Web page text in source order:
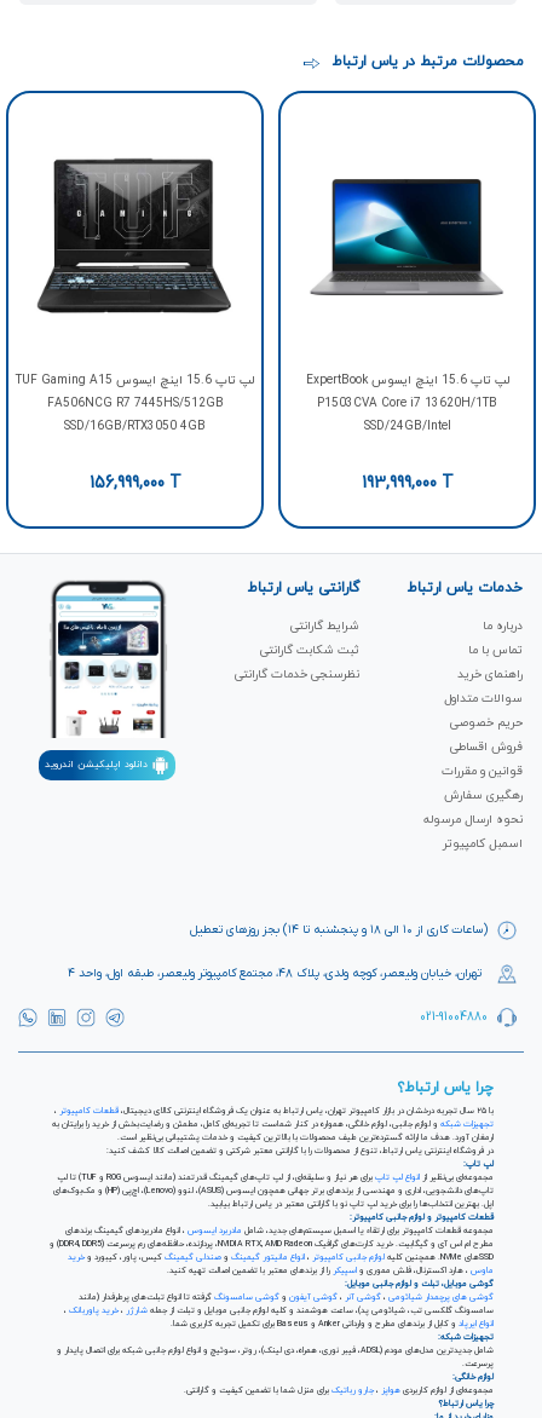
محصولات مرتبط در یاس ارتباط
لپ تاپ 15.6 اینچ ایسوس ExpertBook
P1503CVA Core i7 13620H/1TB
SSD/24GB/Intel
193,999,000T
لپ تاپ 15.6 اینچ ایسوس TUF Gaming A15
FA506NCG R7 7445HS/512GB
SSD/16GB/RTX3050 4GB
156,999,000T
(ساعات کاری از ۱۰ الی ۱۸ و پنجشنبه تا ۱۴) بجز روزهای تعطیل
تهران، خیابان ولیعصر، کوچه ولدی، پلاک ۴۸، مجتمع کامپیوتر ولیعصر، طبقه اول، واحد ۴
021-91004880
خدمات یاس ارتباط
درباره ما
تماس با ما
راهنمای خرید
سوالات متداول
حریم خصوصی
فروش اقساطی
قوانین و مقررات
رهگیری سفارش
نحوه ارسال مرسوله
اسمبل کامپیوتر
گارانتی یاس ارتباط
شرایط گارانتی
ثبت شکابت‌ گارانتی
نظرسنجی خدمات گارانتی
دانلود اپلیکیشن اندروید
چرا یاس ارتباط؟
با ۲۵ سال تجربه درخشان در بازار کامپیوتر تهران، یاس ارتباط به عنوان یک فروشگاه اینترنتی کالای دیجیتال، قطعات کامپیوتر
تجهیزات شبکه
و لوازم جانبی، لوازم خانگی، همواره در کنار شماست تا تجربه‌ای کامل، مطمئن و رضایت‌بخش از خرید را برایتان به
ارمغان آورد. هدف ما ارائه گسترده‌ترین طیف محصولات با بالاترین کیفیت و خدمات پشتیبانی بی‌نظیر است.
در فروشگاه اینترنتی یاس ارتباط، تنوع از محصولات را با گارانتی معتبر شرکتی و تضمین اصالت کالا کشف کنید:
لپ تاپ:
مجموعه‌ای بی‌نظیر از انواع لپ تاپ
برای هر نیاز و سلیقه‌ای، از لپ تاپ‌های گیمینگ قدرتمند (مانند ایسوس ROG و TUF) تا لپ
تاپ‌های دانشجویی، اداری و مهندسی از برندهای برتر جهانی همچون ایسوس (ASUS)، لنوو (Lenovo)، اچ‌پی (HP) و مک‌بوک‌های
اپل. بهترین انتخاب‌ها را برای خرید لپ تاپ نو با گارانتی معتبر در یاس ارتباط بیابید.
قطعات کامپیوتر و لوازم جانبی کامپیوتر:
مجموعه قطعات کامپیوتر برای ارتقاء یا اسمبل سیستم‌های جدید، شامل مادربرد ایسوس ، انواع مادربردهای گیمینگ برندهای
مطرح ام اس آی و گیگابیت. خرید کارت‌های گرافیک NVIDIA RTX, AMD Radeon، پردازنده‌، حافظه‌های رم پرسرعت (DDR4, DDR5) و
SSDهای NVMe. همچنین کلیه
لوازم جانبی کامپیوتر انواع مانیتور گیمینگ صندلی گیمینگ
خرید
ماوس
اسپیکر
گوشی موبایل، تبلت و لوازم جانبی موبایل:
گوشی های پرچمدار شیائومی گوشی آنر گوشی آیفون گوشی سامسونگ گرفته تا انواع تبلت‌های پرطرفدار (مانند
سامسونگ گلکسی تب، شیائومی پد)، ساعت هوشمند و کلیه لوازم جانبی موبایل و تبلت از جمله شارژر خرید پاوربانک
انواع ایرپاد
تجهیزات شبکه:
شامل جدیدترین مدل‌های مودم (ADSL، فیبر نوری، همراه، دی لینک)، روتر، سوئیچ و انواع لوازم جانبی شبکه برای اتصال پایدار و
پرسرعت.
لوازم خانگی:
مجموعه‌ای از لوازم کاربردی هواپز جارو رباتیک
چرا یاس ارتباط؟